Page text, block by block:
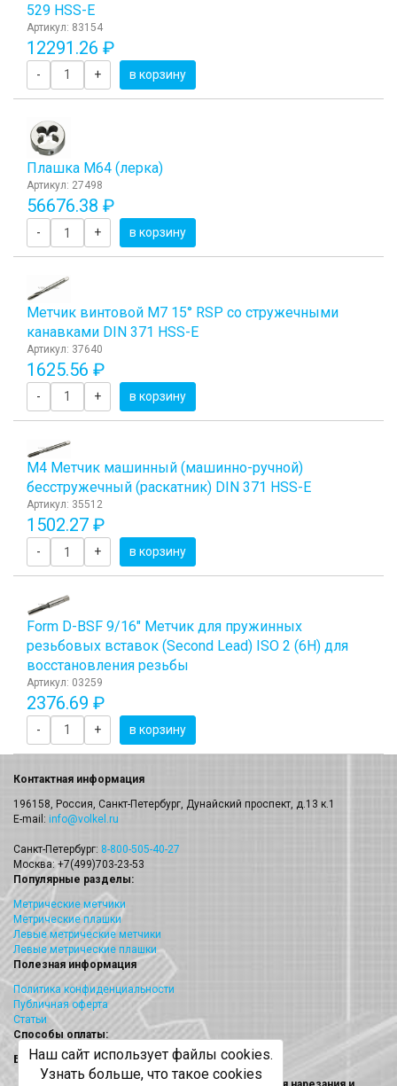
529 HSS-E
Артикул: 83154
12291.26 ₽
- + в корзину
Плашка М64 (лерка)
Артикул: 27498
56676.38 ₽
- + в корзину
Метчик винтовой М7 15° RSP со стружечными
канавками DIN 371 HSS-E
Артикул: 37640
1625.56 ₽
- + в корзину
М4 Метчик машинный (машинно-ручной)
бесстружечный (раскатник) DIN 371 HSS-E
Артикул: 35512
1502.27 ₽
- + в корзину
Form D-BSF 9/16" Метчик для пружинных
резьбовых вставок (Second Lead) ISO 2 (6H) для
восстановления резьбы
Артикул: 03259
2376.69 ₽
- + в корзину
Контактная информация
196158, Россия, Санкт-Петербург, Дунайский проспект, д.13 к.1
E-mail: info@volkel.ru
Санкт-Петербург: 8-800-505-40-27
Москва: +7(499)703-23-53
Популярные разделы:
Метрические метчики
Метрические плашки
Левые метрические метчики
Левые метрические плашки
Полезная информация
Политика конфиденциальности
Публичная оферта
Статьи
Способы оплаты:
Безналичный платеж
Наш сайт использует файлы cookies.
Узнать больше, что такое cookies